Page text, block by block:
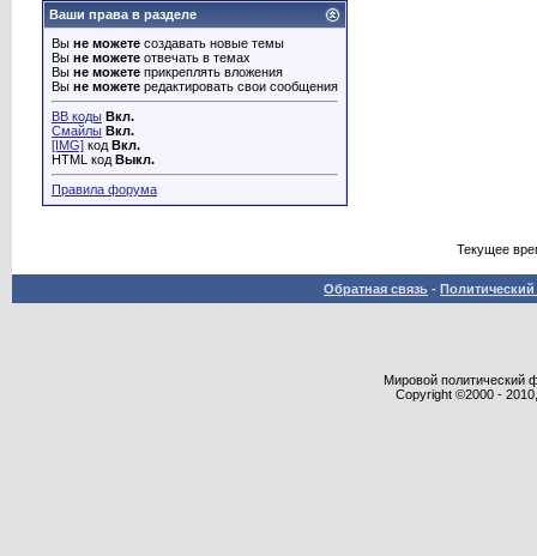
Ваши права в разделе
Вы не можете создавать новые темы
Вы не можете отвечать в темах
Вы не можете прикреплять вложения
Вы не можете редактировать свои сообщения
BB коды Вкл.
Смайлы Вкл.
[IMG] код Вкл.
HTML код Выкл.
Правила форума
Текущее
Обратная связь -
Мировой политический
Copyright ©2000 -